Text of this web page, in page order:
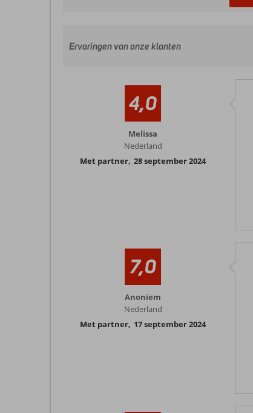
Ervaringen van onze klanten
4,0
Melissa
Nederland
Met partner, 28 september 2024
7,0
Anoniem
Nederland
Met partner, 17 september 2024